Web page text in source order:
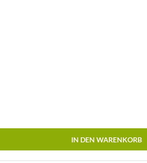
IN DEN WARENKORB